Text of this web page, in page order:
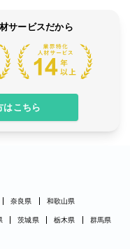
サービスだから
はこちら
奈良県 和歌山県
茨城県 栃木県 群馬県